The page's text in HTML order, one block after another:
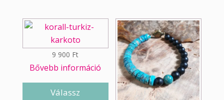
9 900 Ft
Bővebb információ
Válassz